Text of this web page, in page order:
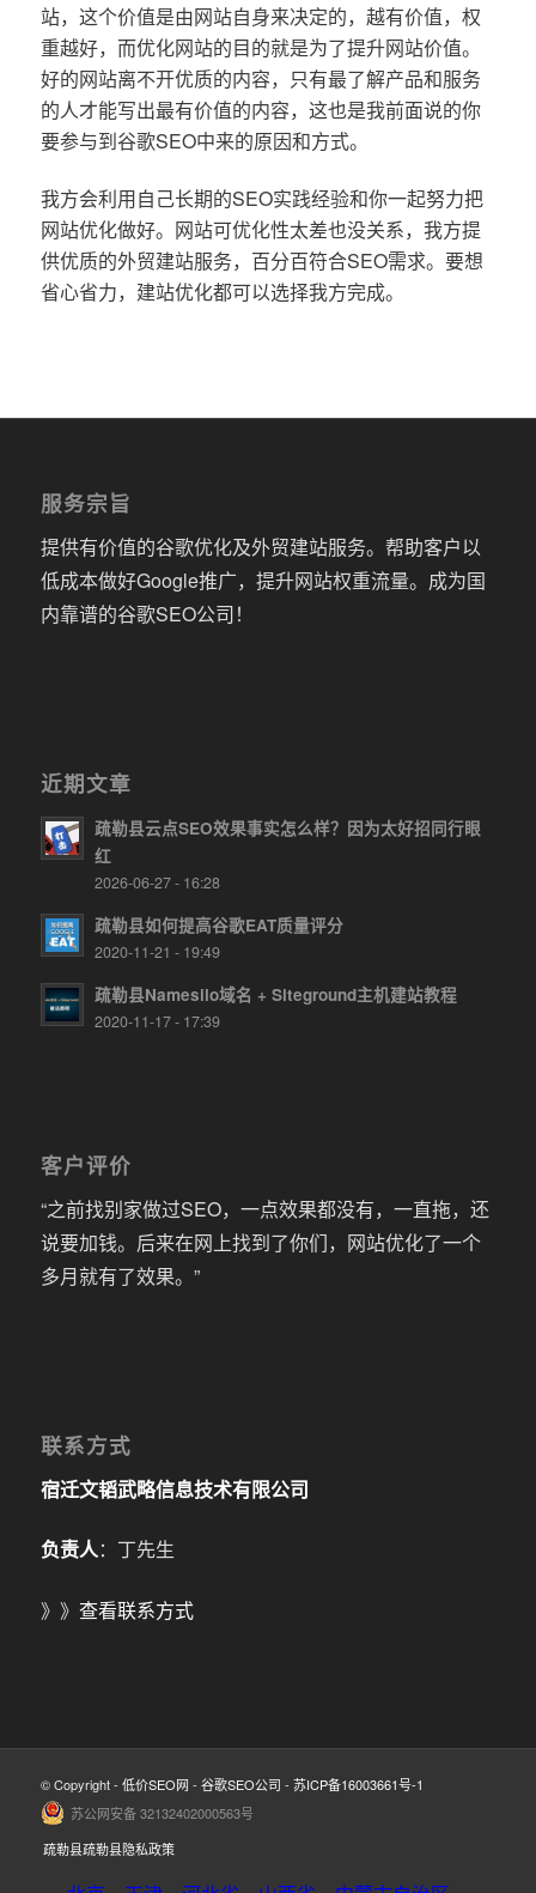
站，这个价值是由网站自身来决定的，越有价值，权
重越好，而优化网站的目的就是为了提升网站价值。
好的网站离不开优质的内容，只有最了解产品和服务
的人才能写出最有价值的内容，这也是我前面说的你
要参与到谷歌SEO中来的原因和方式。
我方会利用自己长期的SEO实践经验和你一起努力把
网站优化做好。网站可优化性太差也没关系，我方提
供优质的外贸建站服务，百分百符合SEO需求。要想
省心省力，建站优化都可以选择我方完成。
服务宗旨
提供有价值的谷歌优化及外贸建站服务。帮助客户以
低成本做好Google推广，提升网站权重流量。成为国
内靠谱的谷歌SEO公司！
近期文章
疏勒县云点SEO效果事实怎么样？因为太好招同行眼
红
2026-06-27 - 16:28
疏勒县如何提高谷歌EAT质量评分
2020-11-21 - 19:49
疏勒县Namesilo域名 + Siteground主机建站教程
2020-11-17 - 17:39
客户评价
“之前找别家做过SEO，一点效果都没有，一直拖，还
说要加钱。后来在网上找到了你们，网站优化了一个
多月就有了效果。”
联系方式
宿迁文韬武略信息技术有限公司
负责人：丁先生
》》 查看联系方式
© Copyright - 低价SEO网 - 谷歌SEO公司 - 苏ICP备16003661号-1
苏公网安备 32132402000563号
疏勒县疏勒县隐私政策